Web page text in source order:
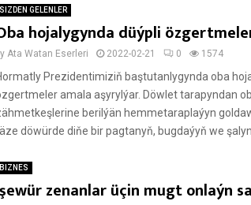
SIZDEN GELENLER
hojalygynda düýpli
Ata Watan Eserleri 2022-02-21 0 1574
Prezidentimiziň baştutanlygynda oba
amala aşyrylýar. Döwlet tarapyndan
berilýän hemmetaraplaýyn
döwürde diňe bir pagtanyň, bugdaýyň we
BIZNES
zenanlar üçin mugt onlaýn